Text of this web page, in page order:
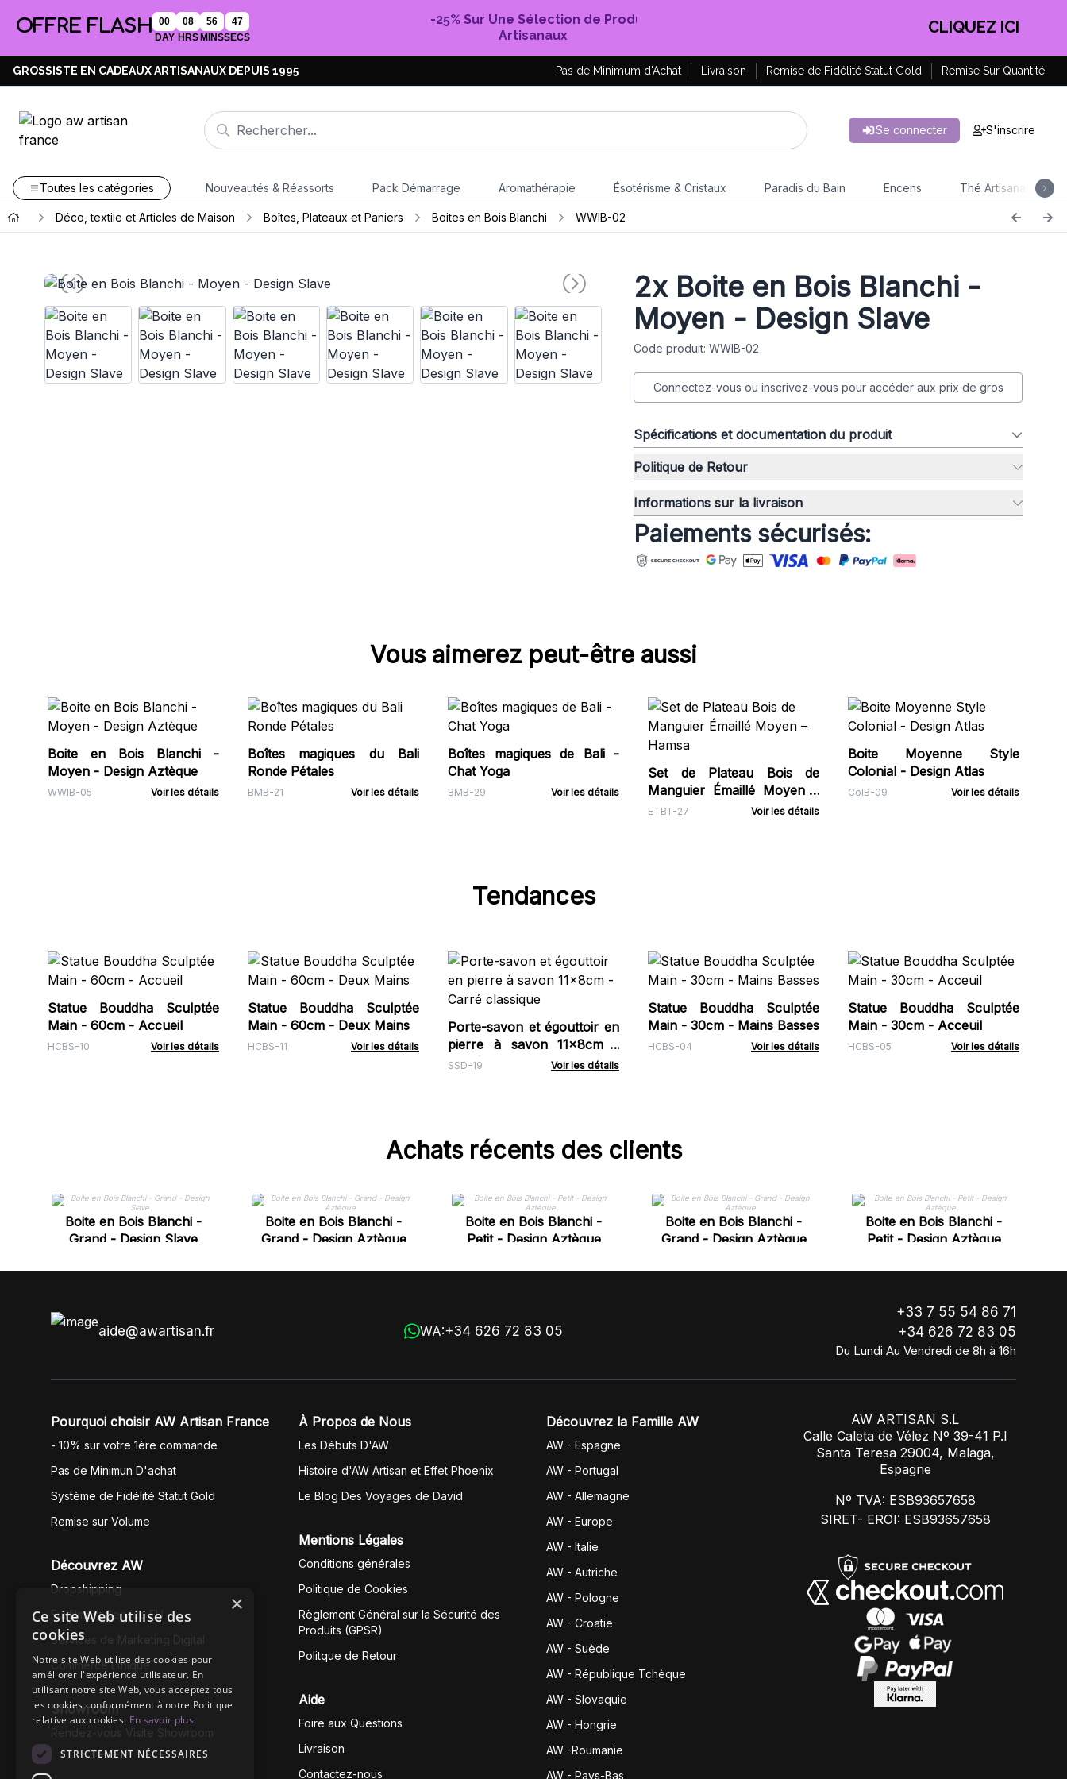
OFFRE FLASH
00
DAY
08
HRS
56
MINS
46
SECS
-25% Sur Une Sélection de Produits
Artisanaux
EN PROFITER !
GROSSISTE EN CADEAUX ARTISANAUX DEPUIS 1995 Pas de Minimum d'Achat Livraison Remise de Fidélité Statut Gold Remise Sur Quantité
Se connecter S'inscrire
Toutes les catégories Nouveautés & Réassorts Pack Démarrage Aromathérapie Ésotérisme & Cristaux Paradis du Bain Encens Thé Artisanal
Déco, textile et Articles de Maison Boîtes, Plateaux et Paniers Boites en Bois Blanchi WWIB-02
2xBoite en Bois Blanchi -
Moyen - Design Slave
Code produit: WWIB-02
Connectez-vous ou inscrivez-vous pour accéder aux prix de gros
Spécifications et documentation du produit
Politique de Retour
Informations sur la livraison
Paiements sécurisés:
Vous aimerez peut-être aussi
Boite en Bois Blanchi -
Moyen - Design Aztèque
WWIB-05 Voir les détails
Boîtes magiques du Bali
Ronde Pétales
BMB-21 Voir les détails
Boîtes magiques de Bali -
Chat Yoga
BMB-29 Voir les détails
Set de Plateau Bois de
Manguier Émaillé Moyen –
Hamsa
ETBT-27 Voir les détails
Boite Moyenne Style
Colonial - Design Atlas
ColB-09 Voir les détails
Tendances
Statue Bouddha Sculptée
Main - 60cm - Accueil
HCBS-10 Voir les détails
Statue Bouddha Sculptée
Main - 60cm - Deux Mains
HCBS-11 Voir les détails
Porte-savon et égouttoir en
pierre à savon 11x8cm -
Carré classique
SSD-19 Voir les détails
Statue Bouddha Sculptée
Main - 30cm - Mains Basses
HCBS-04 Voir les détails
Statue Bouddha Sculptée
Main - 30cm - Acceuil
HCBS-05 Voir les détails
Achats récents des clients
Boite en Bois Blanchi -
Grand - Design Slave
Boite en Bois Blanchi -
Grand - Design Aztèque
Boite en Bois Blanchi -
Petit - Design Aztèque
Boite en Bois Blanchi -
Grand - Design Aztèque
Boite en Bois Blanchi -
Petit - Design Aztèque
aide@awartisan.fr WA:+34 626 72 83 05
+33 7 55 54 86 71
+34 626 72 83 05
Du Lundi Au Vendredi de 8h à 16h
Pourquoi choisir AW Artisan France
- 10% sur votre 1ère commande
Pas de Minimun D'achat
Système de Fidélité Statut Gold
Remise sur Volume
Découvrez AW
Dropshipping
Fullfilment Service EU
Services de Marketing Digital
Commerce Éthique
Showroom
À Propos de Nous
Les Débuts D'AW
Histoire d'AW Artisan et Effet Phoenix
Le Blog Des Voyages de David
Mentions Légales
Conditions générales
Politique de Cookies
Règlement Général sur la Sécurité des
Produits (GPSR)
Politque de Retour
Aide
Foire aux Questions
Livraison
Contactez-nous
Découvrez la Famille AW
AW - Espagne
AW - Portugal
AW - Allemagne
AW - Europe
AW - Italie
AW - Autriche
AW - Pologne
AW - Croatie
AW - Suède
AW - République Tchèque
AW - Slovaquie
AW - Hongrie
AW -Roumanie
AW - Pays-Bas
AW ARTISAN S.L
Calle Caleta de Vélez Nº 39-41 P.I
Santa Teresa 29004, Malaga,
Espagne
Nº TVA: ESB93657658
SIRET- EROI: ESB93657658
×
Ce site Web utilise des
cookies
Notre site Web utilise des cookies pour
améliorer l'expérience utilisateur. En
utilisant notre site Web, vous acceptez tous
les cookies conformément à notre Politique
relative aux cookies. En savoir plus
STRICTEMENT NÉCESSAIRES